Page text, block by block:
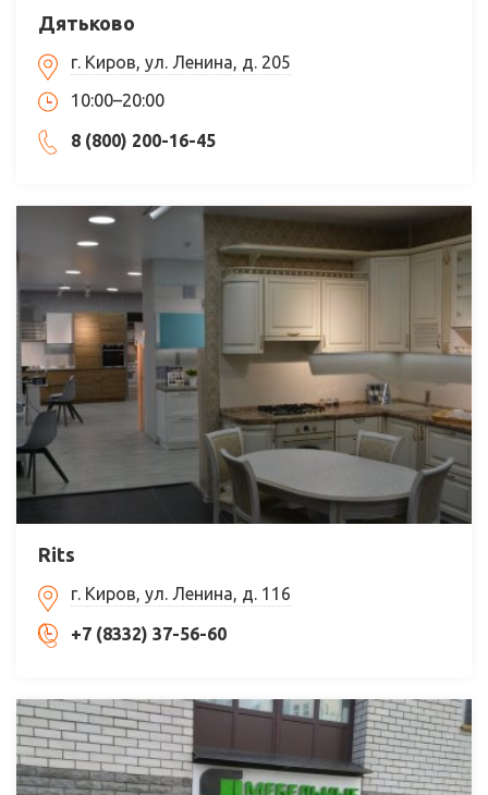
Дятьково
г. Киров, ул. Ленина, д. 205
10:00–20:00
8 (800) 200-16-45
Rits
г. Киров, ул. Ленина, д. 116
+7 (8332) 37-56-60